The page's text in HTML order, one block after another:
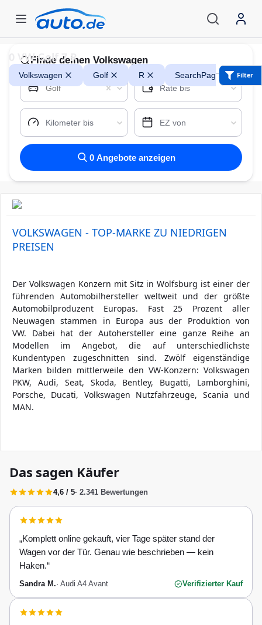
VW Golf 7 R
Volkswagen Golf R Filter
Finde deinen Volkswagen
Golf Rate bis
Kilometer bis EZ von
0 Angebote anzeigen
VOLKSWAGEN - TOP-MARKE ZU NIEDRIGEN
PREISEN
Der Volkswagen Konzern mit Sitz in Wolfsburg ist einer der
führenden Automobilhersteller weltweit und der größte
Automobilproduzent Europas. Fast 25 Prozent aller
Neuwagen stammen in Europa aus der Produktion von
VW. Dabei hat der Autohersteller eine ganze Reihe an
Modellen im Angebot, die auf unterschiedlichste
Kundentypen zugeschnitten sind. Zwölf eigenständige
Marken bilden mittlerweile den VW-Konzern: Volkswagen
PKW, Audi, Seat, Skoda, Bentley, Bugatti, Lamborghini,
Porsche, Ducati, Volkswagen Nutzfahrzeuge, Scania und
MAN.
Das sagen Käufer
4,6 / 5· 2.341 Bewertungen
„Komplett online gekauft, vier Tage später stand der
Wagen vor der Tür. Genau wie beschrieben — kein
Haken.“
Sandra M.· Audi A4 Avant Verifizierter Kauf